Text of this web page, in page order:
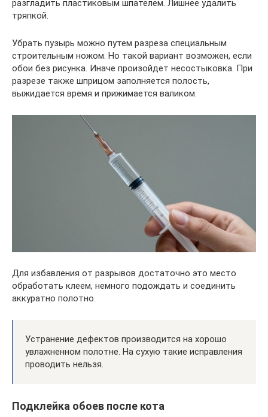
разгладить пластиковым шпателем. Лишнее удалить
тряпкой.
Убрать пузырь можно путем разреза специальным
строительным ножом. Но такой вариант возможен, если
обои без рисунка. Иначе произойдет несостыковка. При
разрезе также шприцом заполняется полость,
выжидается время и прижимается валиком.
Для избавления от разрывов достаточно это место
обработать клеем, немного подождать и соединить
аккуратно полотно.
Устранение дефектов производится на хорошо
увлажненном полотне. На сухую такие исправления
проводить нельзя.
Подклейка обоев после кота